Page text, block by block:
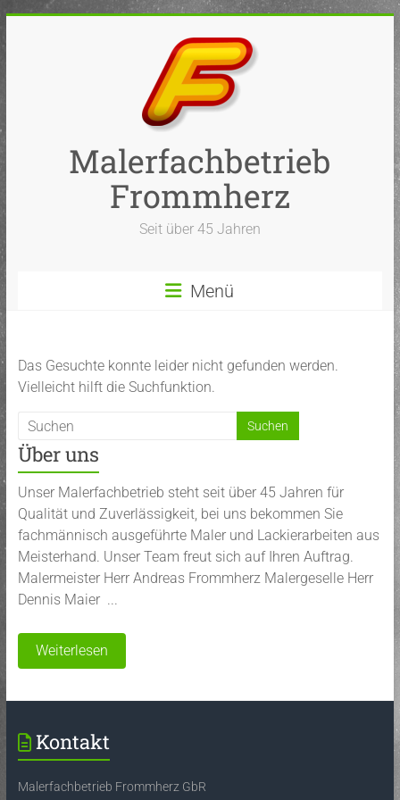
Malerfachbetrieb
Frommherz
Seit über 45 Jahren
Menü
Das Gesuchte konnte leider nicht gefunden werden.
Vielleicht hilft die Suchfunktion.
Über uns
Unser Malerfachbetrieb steht seit über 45 Jahren für
Qualität und Zuverlässigkeit, bei uns bekommen Sie
fachmännisch ausgeführte Maler und Lackierarbeiten aus
Meisterhand. Unser Team freut sich auf Ihren Auftrag.
Malermeister Herr Andreas Frommherz Malergeselle Herr
Dennis Maier ...
Weiterlesen
Kontakt
Malerfachbetrieb Frommherz GbR